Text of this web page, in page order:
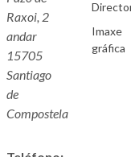
Raxoi, 2
andar
15705
Santiago
de
Compostela
Imaxe
gráfica